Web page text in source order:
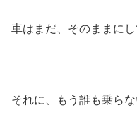
車はまだ、そのままに
それに、もう誰も乗ら